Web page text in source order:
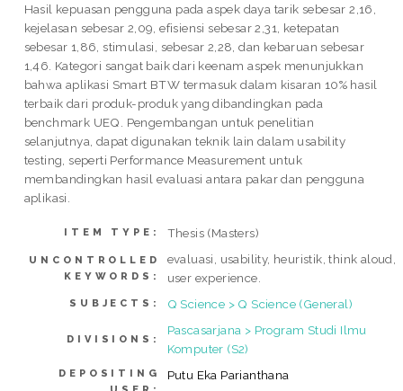
Hasil kepuasan pengguna pada aspek daya tarik sebesar 2,16,
kejelasan sebesar 2,09, efisiensi sebesar 2,31, ketepatan
sebesar 1,86, stimulasi, sebesar 2,28, dan kebaruan sebesar
1,46. Kategori sangat baik dari keenam aspek menunjukkan
bahwa aplikasi Smart BTW termasuk dalam kisaran 10% hasil
terbaik dari produk-produk yang dibandingkan pada
benchmark UEQ. Pengembangan untuk penelitian
selanjutnya, dapat digunakan teknik lain dalam usability
testing, seperti Performance Measurement untuk
membandingkan hasil evaluasi antara pakar dan pengguna
aplikasi.
ITEM TYPE: Thesis (Masters)
UNCONTROLLED
KEYWORDS:
evaluasi, usability, heuristik, think aloud,
user experience.
SUBJECTS: Q Science > Q Science (General)
DIVISIONS:
Pascasarjana > Program Studi Ilmu
Komputer (S2)
DEPOSITING
Putu Eka Parianthana